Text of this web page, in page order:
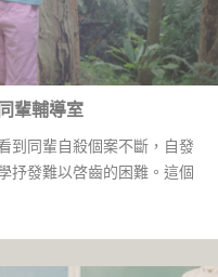
輩輔導室
到同輩自殺個案不斷，自發
抒發難以啓齒的困難。這個